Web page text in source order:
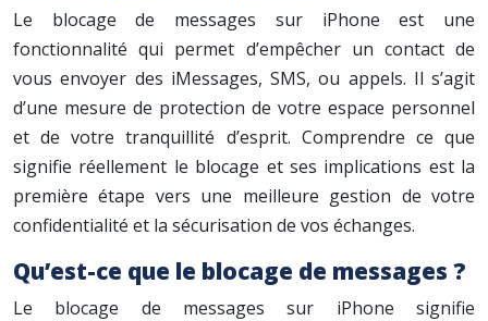
Le blocage de messages sur iPhone est une
fonctionnalité qui permet d’empêcher un contact de
vous envoyer des iMessages, SMS, ou appels. Il s’agit
d’une mesure de protection de votre espace personnel
et de votre tranquillité d’esprit. Comprendre ce que
signifie réellement le blocage et ses implications est la
première étape vers une meilleure gestion de votre
confidentialité et la sécurisation de vos échanges.
Qu’est-ce que le blocage de messages ?
Le blocage de messages sur iPhone signifie